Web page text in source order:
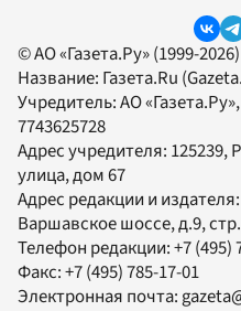
© АО «Газета.Ру» (1999-
Название: Газета.Ru
Учредитель:АО «Газета.Ру»
7743625728
Адрес учредителя: 125239,
улица, дом 67
Адрес редакции и издателя:
Варшавское шоссе, д.9,
Телефон редакции:+7 (495)
Факс:+7 (495) 785-17-01
Электронная почта: